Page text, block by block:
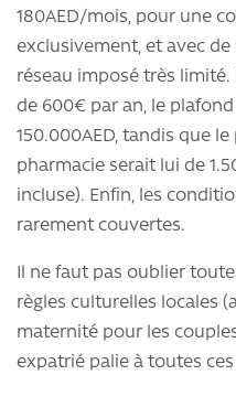
180AED/mois, pour une
exclusivement, et avec
réseau imposé très
de 600€ par an, le
150.000AED, tandis que
pharmacie serait lui de
incluse). Enfin, les
rarement couvertes.
Il ne faut pas oublier
règles culturelles locales
maternité pour les
expatrié palie à toutes